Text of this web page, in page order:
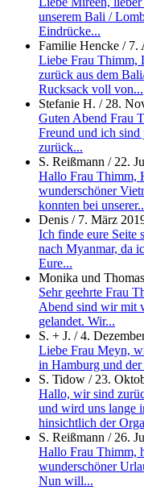
unserem Bali /
Eindrücke...
Familie Hencke / 7.
Liebe Frau Thimm,
zurück aus dem
Rucksack voll von...
Stefanie H. / 28.
Guten Abend Frau
Freund und ich sind
zurück...
S. Reißmann / 22.
Hallo Frau Thimm,
wunderschöner
konnten bei
Denis / 7. März
Ich finde eure Seite
nach Myanmar, da
Eure...
Monika und Thomas
Sehr geehrte Frau
Abend sind wir mit
gelandet. Wir...
S. + J. /4.
Liebe Frau Meyn,
in Hamburg und
S. Tidow / 23.
Hallo, wir sind
und wird uns lange
hinsichtlich der
S. Reißmann / 26.
Hallo Frau Thimm,
wunderschöner
Nun will...